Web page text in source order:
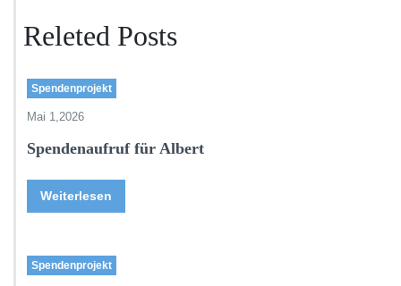
Releted Posts
Spendenprojekt
Mai 1,2026
Spendenaufruf für Albert
Weiterlesen
Spendenprojekt